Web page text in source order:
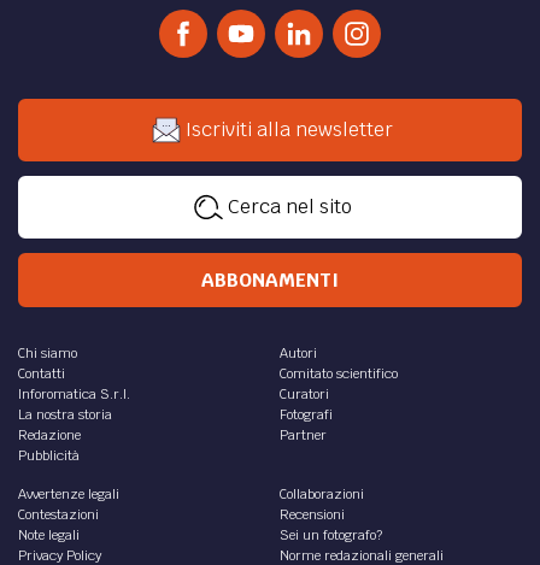
Iscriviti alla newsletter
Cerca nel sito
ABBONAMENTI
Chi siamo
Contatti
Inforomatica S.r.l.
La nostra storia
Redazione
Pubblicità
Autori
Comitato scientifico
Curatori
Fotografi
Partner
Avvertenze legali
Contestazioni
Note legali
Privacy Policy
Collaborazioni
Recensioni
Sei un fotografo?
Norme redazionali generali